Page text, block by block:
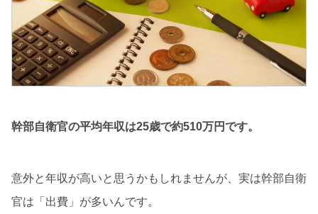
幹部自衛官の平均年収は25歳で約510万円です。
意外と年収が高いと思うかもしれませんが、実は幹部自衛
官は「出費」が多いんです。